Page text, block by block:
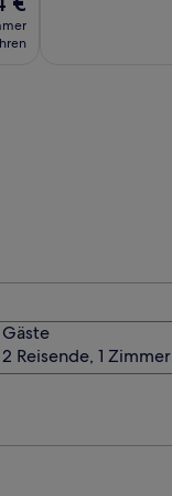
Gäste
2 Reisende, 1 Zimmer